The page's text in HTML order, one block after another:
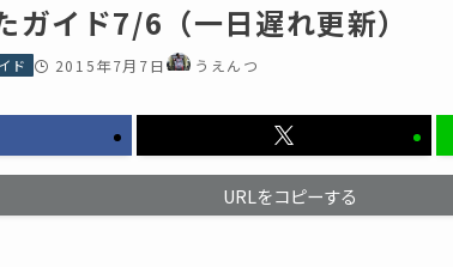
ガイド7/6（一日遅れ更新）
ド 2015年7月7日 うえんつ
URLをコピーする